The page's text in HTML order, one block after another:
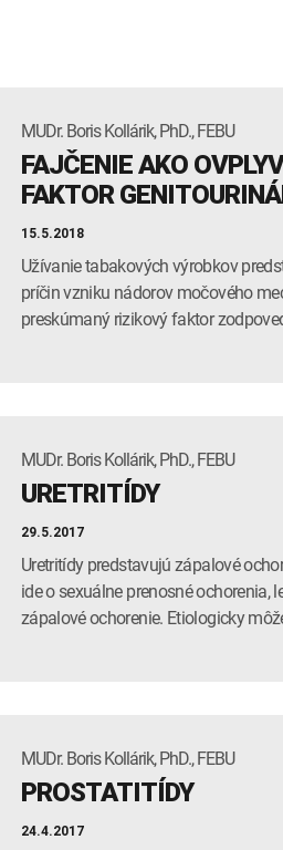
MUDr. Boris Kollárik, PhD., FEBU
FAJČENIE AKO
FAKTOR
15.5.2018
Užívanie tabakových výrobkov
príčin vzniku nádorov močového
preskúmaný rizikový faktor
MUDr. Boris Kollárik, PhD., FEBU
URETRITÍDY
29.5.2017
Uretritídy predstavujú zápalové
ide o sexuálne prenosné ochorenia,
zápalové ochorenie. Etiologicky
MUDr. Boris Kollárik, PhD., FEBU
PROSTATITÍDY
24.4.2017